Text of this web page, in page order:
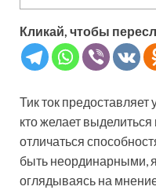
Кликай, чтобы
Тик ток
кто желает
отличаться
быть неординарными,
оглядываясь на